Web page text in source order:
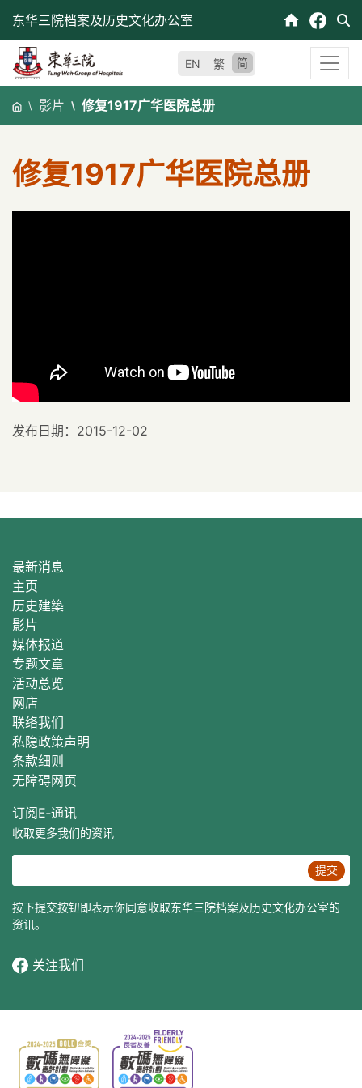
东华三院档案及历史文化办公室
EN 繁 简
影片 修复1917广华医院总册
修复1917广华医院总册
发布日期：2015-12-02
最新消息
主页
历史建築
影片
媒体报道
专题文章
活动总览
网店
联络我们
私隐政策声明
条款细则
无障碍网页
订阅E‐通讯
收取更多我们的资讯
提交
按下提交按钮即表示你同意收取东华三院档案及历史文化办公室的
资讯。
关注我们